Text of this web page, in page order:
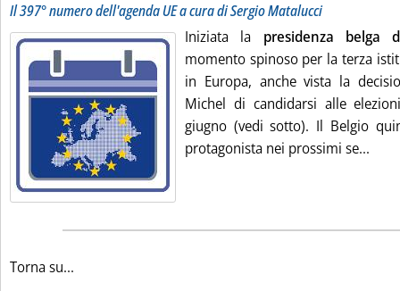
Il 397° numero dell'agenda UE a cura di Sergio Matalucci
Iniziata la presidenza belga
momento spinoso per la terza
in Europa, anche vista la
Michel di candidarsi alle
giugno (vedi sotto). Il Belgio
protagonista nei prossimi se...
Torna su...